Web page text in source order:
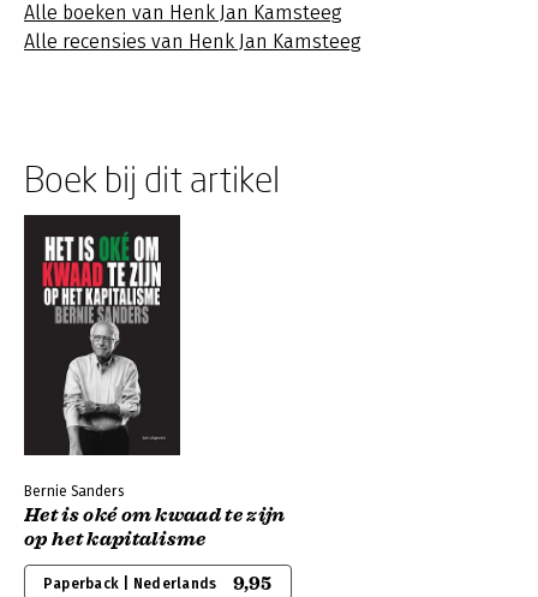
Alle boeken van Henk Jan Kamsteeg
Alle recensies van Henk Jan Kamsteeg
Boek bij dit artikel
Bernie Sanders
Het is oké om kwaad te zijn
op het kapitalisme
Paperback | Nederlands 9,95